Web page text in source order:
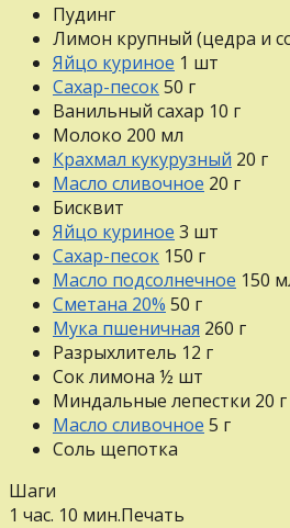
Пудинг
Лимон крупный (цедра и
Яйцо куриное 1 шт
Сахар-песок50 г
Ванильный сахар 10 г
Молоко 200 мл
Крахмал кукурузный 20 г
Масло сливочное 20 г
Бисквит
Яйцо куриное 3 шт
Сахар-песок 150 г
Масло подсолнечное 150
Сметана 20% 50 г
Мука пшеничная 260 г
Разрыхлитель 12 г
Сок лимона ½ шт
Миндальные лепестки 20 г
Масло сливочное 5 г
Соль щепотка
Шаги
1 час. 10 мин.Печать